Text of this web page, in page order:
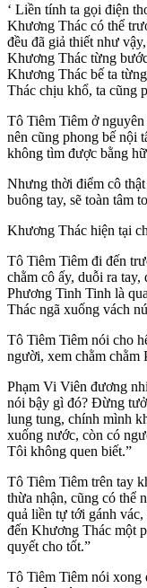
‘ Liền tính ta gọi điện
Khương Thác có thể
đều đã giả thiết như
Khương Thác từng
Khương Thác bế ta
Thác chịu khổ, ta cũng
Tô Tiêm Tiêm ở
nên cũng phong bế nội
không tìm được bằng
Nhưng thời điểm cô
buông tay, sẽ toàn tâm
Khương Thác hiện tại
Tô Tiêm Tiêm đi đến
chằm cô ấy, duỗi ra
Phương Tinh Tinh là
Thác ngã xuống vách
Tô Tiêm Tiêm nói cho
người, xem chằm chằm
Phạm Vi Viên đương
nói bậy gì đó? Đừng
lung tung, chính mình
xuống nước, còn có
Tôi không quen biết.”
Tô Tiêm Tiêm trên tay
thừa nhận, cũng có thể
quả liền tự tới gánh
đến Khương Thác một
quyết cho tốt.”
Tô Tiêm Tiêm nói xong